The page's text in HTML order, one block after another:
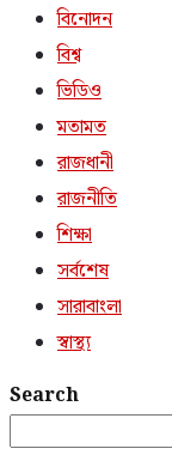
বিনোদন
বিশ্ব
ভিডিও
মতামত
রাজধানী
রাজনীতি
শিক্ষা
সর্বশেষ
সারাবাংলা
স্বাস্থ্য
Search